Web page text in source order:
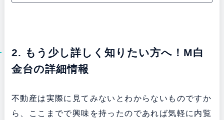
2. もう少し詳しく知りたい方へ！M白
金台の詳細情報
不動産は実際に見てみないとわからないものですか
ら、ここまでで興味を持ったのであれば気軽に内覧